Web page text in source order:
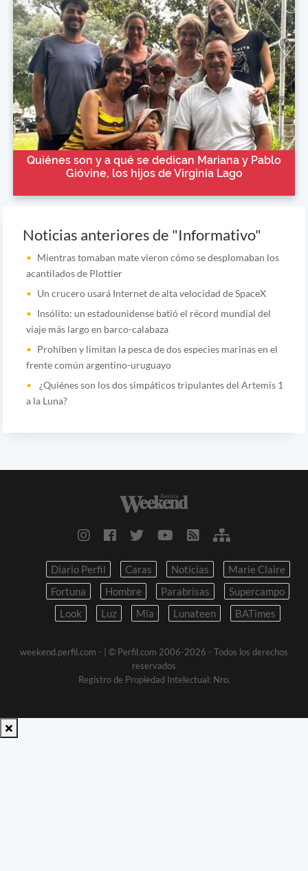
Quiénes son y a qué se dedican Mariana y Pablo
Gióvine, los hijos de Virginia Lago
Noticias anteriores de "Informativo"
Mientras tomaban mate vieron cómo se desplomaban los
acantilados de Plottier
Un crucero usará Internet de alta velocidad de SpaceX
Insólito: un estadounidense batió el récord mundial del
viaje más largo en barco-calabaza
Prohíben y limitan la pesca de dos especies marinas en el
frente común argentino-uruguayo
¿Quiénes son los dos simpáticos tripulantes del Artemis 1
a la Luna?
Diario Perfil Caras Noticias
Marie Claire
Fortuna
Hombre Parabrisas
Supercampo
Look
Luz Mia Lunateen BATimes
weekend.perfil.com -
| © Perfil.com 2006-2026 - Todos los derechos
reservados
Registro de Propiedad Intelectual: Nro.